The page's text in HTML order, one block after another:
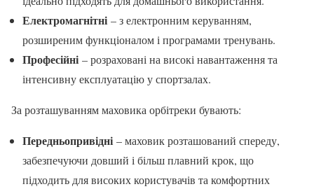
Електромагнітні– з електронним керуванням,
розширеним функціоналом і програмами тренувань.
Професійні– розраховані на високі навантаження та
інтенсивну експлуатацію у спортзалах.
За розташуванням маховика орбітреки бувають:
Передньопривідні– маховик розташований спереду,
забезпечуючи довший і більш плавний крок, що
підходить для високих користувачів та комфортних